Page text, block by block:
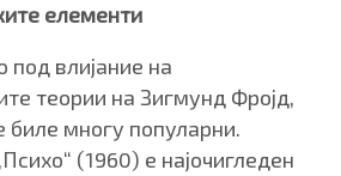
елементи
под влијание на
теории на Зигмунд Фројд,
биле многу популарни.
(1960) е најочигледен